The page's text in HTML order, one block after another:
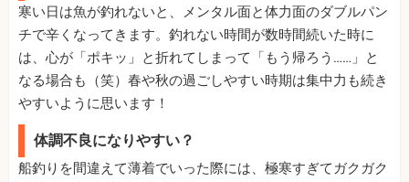
寒い日は魚が釣れないと、メンタル面と体力面のダブルパン
チで辛くなってきます。釣れない時間が数時間続いた時に
は、心が「ポキッ」と折れてしまって「もう帰ろう……」と
なる場合も（笑）春や秋の過ごしやすい時期は集中力も続き
やすいように思います！
体調不良になりやすい？
船釣りを間違えて薄着でいった際には、極寒すぎてガクガク